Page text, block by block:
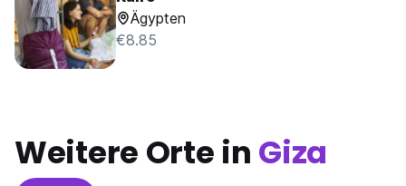
Ägypten
€8.85
Weitere Orte in Giza